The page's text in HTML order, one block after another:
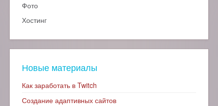
Фото
Хостинг
Новые материалы
Как заработать в Twitch
Создание адаптивных сайтов